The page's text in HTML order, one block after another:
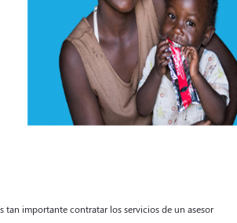
tan importante contratar los servicios de un asesor